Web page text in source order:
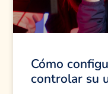
Cómo
controlar su